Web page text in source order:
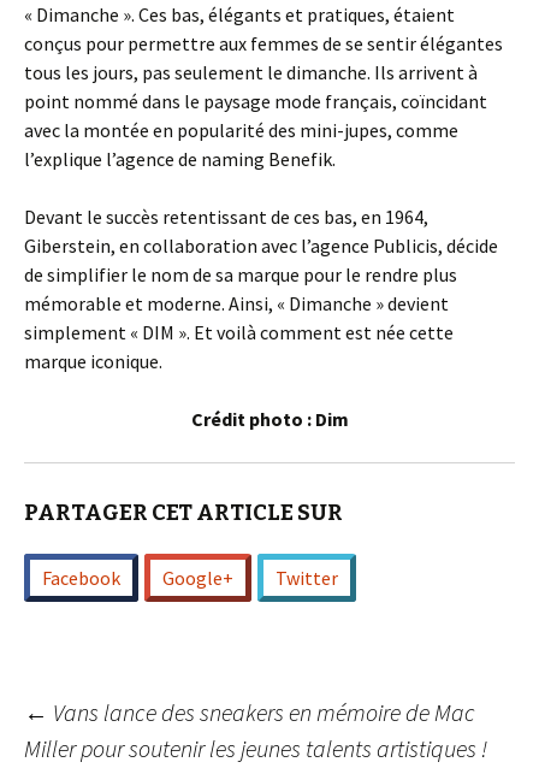
« Dimanche ». Ces bas, élégants et pratiques, étaient
conçus pour permettre aux femmes de se sentir élégantes
tous les jours, pas seulement le dimanche. Ils arrivent à
point nommé dans le paysage mode français, coïncidant
avec la montée en popularité des mini-jupes, comme
l’explique l’agence de naming Benefik.
Devant le succès retentissant de ces bas, en 1964,
Giberstein, en collaboration avec l’agence Publicis, décide
de simplifier le nom de sa marque pour le rendre plus
mémorable et moderne. Ainsi, « Dimanche » devient
simplement « DIM ». Et voilà comment est née cette
marque iconique.
Crédit photo : Dim
PARTAGER CET ARTICLE SUR
Facebook Google+ Twitter
Navigation
← Vans lance des sneakers en mémoire de Mac
Miller pour soutenir les jeunes talents artistiques !